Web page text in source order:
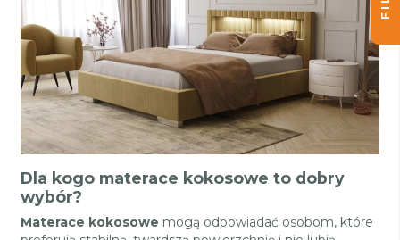
Dla kogo materace kokosowe to dobry
wybór?
Materace kokosowe mogą odpowiadać osobom, które